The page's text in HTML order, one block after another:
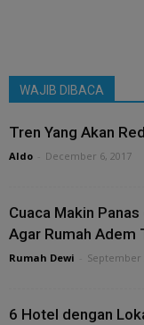
WAJIB DIBACA
Tren Yang Akan
Aldo December 6, 2017
Cuaca Makin
Agar Rumah Adem
Rumah Dewi September
6 Hotel dengan